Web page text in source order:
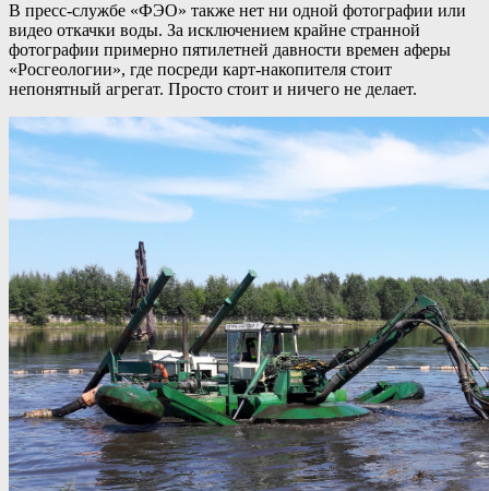
В пресс-службе «ФЭО» также нет ни одной фотографии или
видео откачки воды. За исключением крайне странной
фотографии примерно пятилетней давности времен аферы
«Росгеологии», где посреди карт-накопителя стоит
непонятный агрегат. Просто стоит и ничего не делает.